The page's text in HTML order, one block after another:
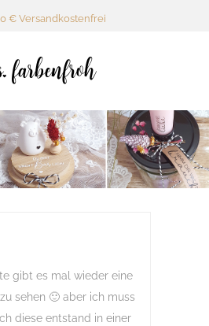
€ Versandkostenfrei
gibt es mal wieder eine
sehen 🙂 aber ich muss
diese entstand in einer